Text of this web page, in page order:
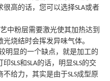
很高的话，您可以选择SLA或者
中粉层需要激光使其加热达到
烧结时会挥发异味气体。
明显的一个缺点，就是加工的
印SLS和SLA的话，明显SLS的交
不给力，其实是由于SLS成型原